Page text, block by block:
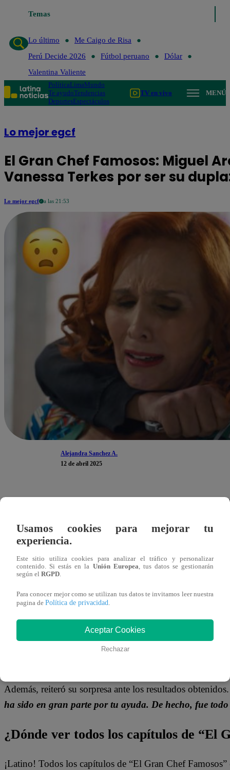
Temas
Lo último
Lo último
Me Caigo de Risa
Perú Decide 2026
Fútbol peruano
Dólar
Valentina Valiente
PolíticaLimaMundo
Te ayudoTendencias
DeportesEspectáculos
TV en vivo MENÚ
Lo mejor egcf
El Gran Chef Famosos: Miguel
Vanessa Terkes por ser su
Lo mejor egcf a las 21:53
Alejandra Sanchez A.
12 de abril 2025
En El Gran Chef Famosos, Extremo, Miguel Arce ha
gradecido con Vanessa, la verdad que no me lo
estar probando constantemente todo lo que ella está
faltan”, reveló el actor.
Además, reiteró su sorpresa ante los resultados
ha sido en gran parte por tu ayuda. De hecho, fue
¿Dónde ver todos los capítulos de “El
¡Latino! Todos los capítulos de “El Gran Chef
Usamos cookies para mejorar tu
experiencia.
Este sitio utiliza cookies para analizar el tráfico y personalizar
contenido. Si estás en la Unión Europea, tus datos se gestionarán
según el RGPD.
Para conocer mejor como se utilizan tus datos te invitamos leer nuestra
pagina de Política de privacidad.
Aceptar Cookies
Rechazar